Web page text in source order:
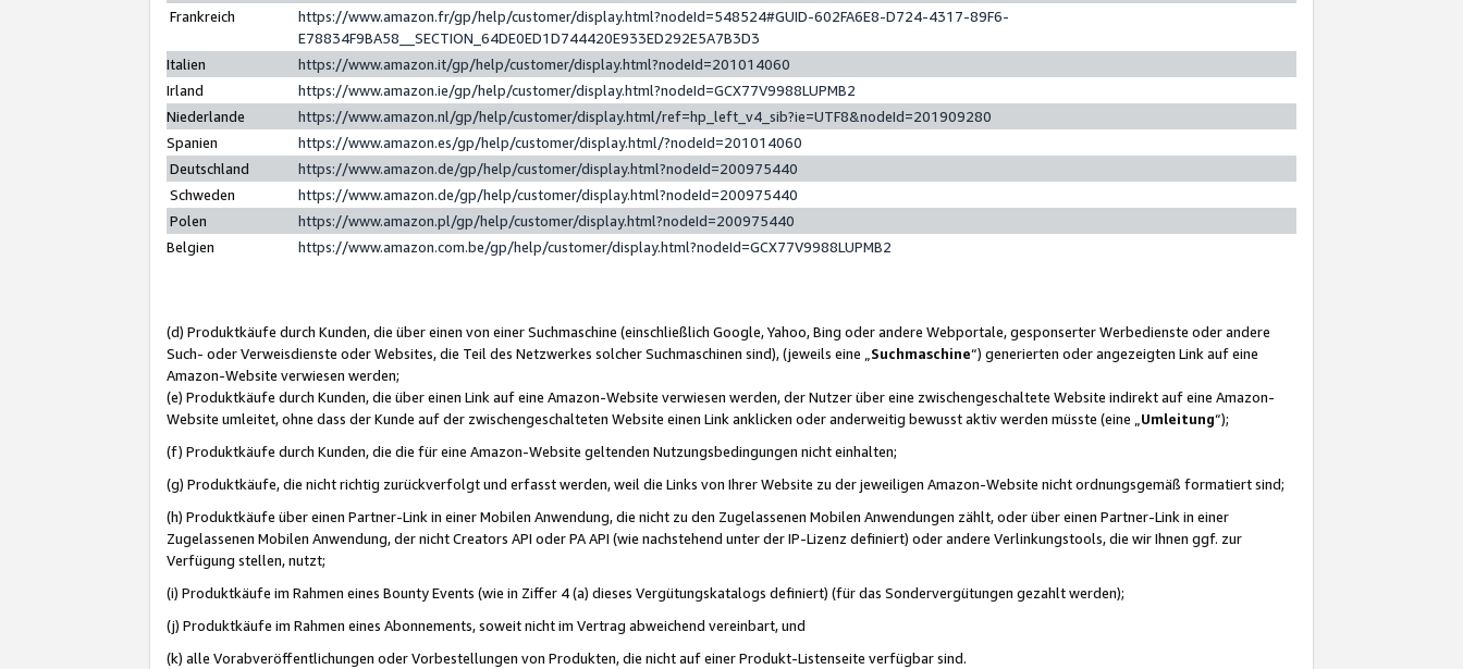
Frankreich
https://www.amazon.fr/gp/help/customer/display.html?nodeId=548524#GUID-602FA6E8-D724-4317-89F6-
E78834F9BA58__SECTION_64DE0ED1D744420E933ED292E5A7B3D3
Italien
https://www.amazon.it/gp/help/customer/display.html?nodeId=201014060
Irland
https://www.amazon.ie/gp/help/customer/display.html?nodeId=GCX77V9988LUPMB2
Niederlande
https://www.amazon.nl/gp/help/customer/display.html/ref=hp_left_v4_sib?ie=UTF8&nodeId=201909280
Spanien
https://www.amazon.es/gp/help/customer/display.html/?nodeId=201014060
Deutschland
https://www.amazon.de/gp/help/customer/display.html?nodeId=200975440
Schweden
https://www.amazon.de/gp/help/customer/display.html?nodeId=200975440
Polen
https://www.amazon.pl/gp/help/customer/display.html?nodeId=200975440
Belgien
https://www.amazon.com.be/gp/help/customer/display.html?nodeId=GCX77V9988LUPMB2
(d) Produktkäufe durch Kunden, die über einen von einer Suchmaschine (einschließlich Google, Yahoo, Bing oder andere Webportale, gesponserter Werbedienste oder andere
Such- oder Verweisdienste oder Websites, die Teil des Netzwerkes solcher Suchmaschinen sind), (jeweils eine „ Suchmaschine“) generierten oder angezeigten Link auf eine
Amazon-Website verwiesen werden;
(e) Produktkäufe durch Kunden, die über einen Link auf eine Amazon-Website verwiesen werden, der Nutzer über eine zwischengeschaltete Website indirekt auf eine Amazon-
Website umleitet, ohne dass der Kunde auf der zwischengeschalteten Website einen Link anklicken oder anderweitig bewusst aktiv werden müsste (eine „ Umleitung“);
(f) Produktkäufe durch Kunden, die die für eine Amazon-Website geltenden Nutzungsbedingungen nicht einhalten;
(g) Produktkäufe, die nicht richtig zurückverfolgt und erfasst werden, weil die Links von Ihrer Website zu der jeweiligen Amazon-Website nicht ordnungsgemäß formatiert sind;
(h) Produktkäufe über einen Partner-Link in einer Mobilen Anwendung, die nicht zu den Zugelassenen Mobilen Anwendungen zählt, oder über einen Partner-Link in einer
Zugelassenen Mobilen Anwendung, der nicht Creators API oder PA API (wie nachstehend unter der IP-Lizenz definiert) oder andere Verlinkungstools, die wir Ihnen ggf. zur
Verfügung stellen, nutzt;
(i) Produktkäufe im Rahmen eines Bounty Events (wie in Ziffer 4 (a) dieses Vergütungskatalogs definiert) (für das Sondervergütungen gezahlt werden);
(j) Produktkäufe im Rahmen eines Abonnements, soweit nicht im Vertrag abweichend vereinbart, und
(k) alle Vorabveröffentlichungen oder Vorbestellungen von Produkten, die nicht auf einer Produkt-Listenseite verfügbar sind.